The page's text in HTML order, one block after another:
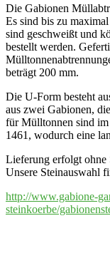
Die Gabionen
Es sind bis zu
sind geschweißt und
bestellt werden.
beträgt 200 mm.
Die U-Form besteht
aus zwei Gabionen,
für Mülltonnen sind
1461, wodurch eine
Lieferung erfolgt ohne
Unsere Steinauswahl
http://www.gabione-
steinkoerbe/